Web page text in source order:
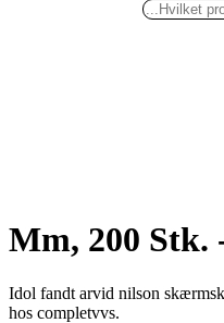
Mm, 200 Stk.
Idol fandt arvid nilson
hos completvvs.